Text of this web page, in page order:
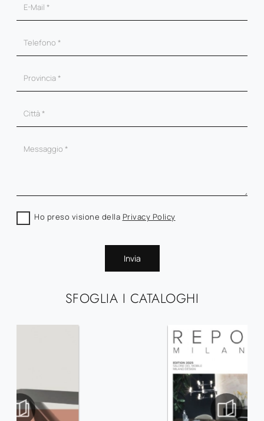
SFOGLIA I CATALOGHI
Ho preso visione della Privacy Policy
Invia